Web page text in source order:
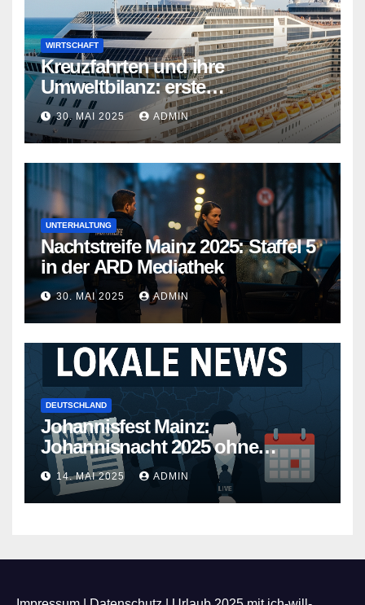
WIRTSCHAFT
Kreuzfahrten und ihre
Umweltbilanz: erste
Kreuzfahrtschiffe gehen neue
Wege
30. MAI 2025 ADMIN
UNTERHALTUNG
Nachtstreife Mainz 2025: Staffel 5
in der ARD Mediathek
30. MAI 2025 ADMIN
DEUTSCHLAND
Johannisfest Mainz:
Johannisnacht 2025 ohne
Feuerwerk
14. MAI 2025 ADMIN